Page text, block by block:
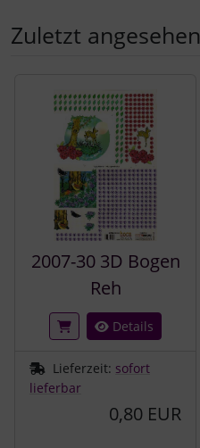
Zuletzt angesehen
2007-30 3D Bogen
Reh
Details
Lieferzeit: sofort
lieferbar
0,80 EUR